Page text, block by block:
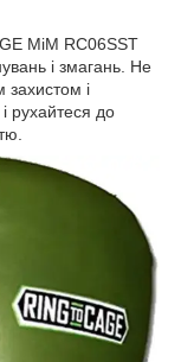
MiM RC06SST
і змагань. Не
захистом і
рухайтеся до